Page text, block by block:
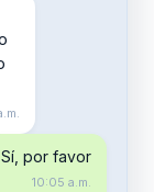
Sí, por favor
10:05 a.m.